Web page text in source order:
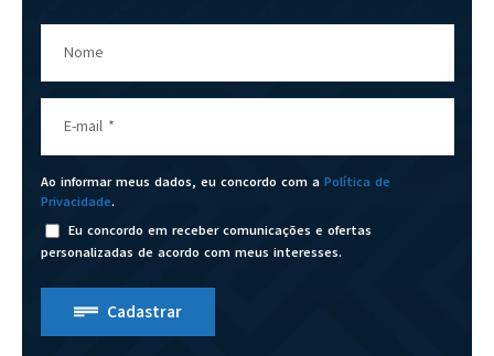
Nome
E-mail *
Ao informar meus dados, eu concordo com a Política de
Privacidade.
Eu concordo em receber comunicações e ofertas
personalizadas de acordo com meus interesses.
Cadastrar